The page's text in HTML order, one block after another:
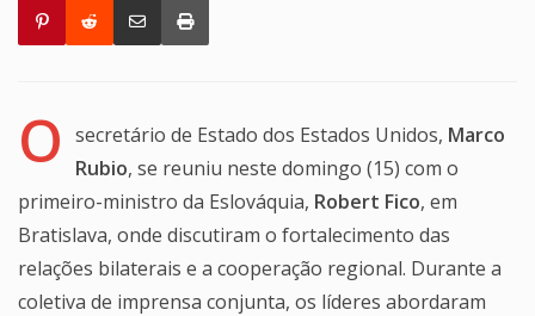
O secretário de Estado dos Estados Unidos, Marco
Rubio, se reuniu neste domingo (15) com o
primeiro-ministro da Eslováquia, Robert Fico, em
Bratislava, onde discutiram o fortalecimento das
relações bilaterais e a cooperação regional. Durante a
coletiva de imprensa conjunta, os líderes abordaram